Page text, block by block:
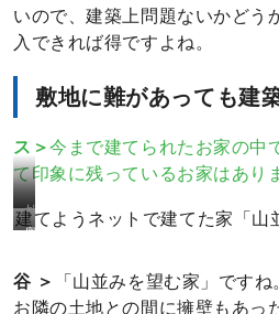
いので、建築上問題ないかどう
入できれば得ですよね。
敷地に難があっても建
ス＞今まで建てられたお家の中
て印象に残っているお家はあり
外
奥
の
建てようネットで建てた家「山
谷 ＞
「山並みを望む家」です
お隣の土地との間に擁壁もあっ